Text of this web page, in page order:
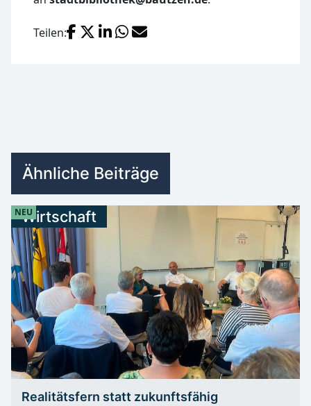
Teilen: Facebook
X (Twitter)
LinkedIn
WhatsApp
Ähnliche Beiträge
Wirtschaft
NEU
Realitätsfern statt zukunftsfähig